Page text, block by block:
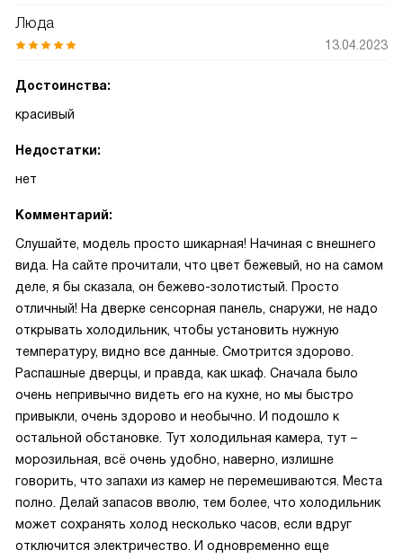
Люда
13.04.2023
Достоинства:
красивый
Недостатки:
нет
Комментарий:
Слушайте, модель просто шикарная! Начиная с внешнего
вида. На сайте прочитали, что цвет бежевый, но на самом
деле, я бы сказала, он бежево-золотистый. Просто
отличный! На дверке сенсорная панель, снаружи, не надо
открывать холодильник, чтобы установить нужную
температуру, видно все данные. Смотрится здорово.
Распашные дверцы, и правда, как шкаф. Сначала было
очень непривычно видеть его на кухне, но мы быстро
привыкли, очень здорово и необычно. И подошло к
остальной обстановке. Тут холодильная камера, тут –
морозильная, всё очень удобно, наверно, излишне
говорить, что запахи из камер не перемешиваются. Места
полно. Делай запасов вволю, тем более, что холодильник
может сохранять холод несколько часов, если вдруг
отключится электричество. И одновременно еще